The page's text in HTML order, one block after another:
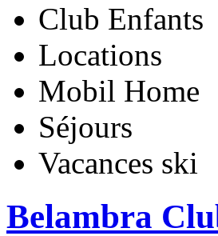
Club Enfants
Locations
Mobil Home
Séjours
Vacances ski
Belambra